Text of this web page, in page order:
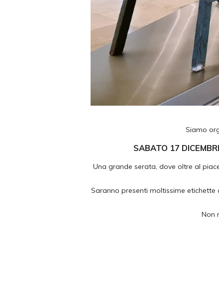
Siamo
SABATO 17
Una grande serata, dove oltre al
Saranno presenti moltissime
Non